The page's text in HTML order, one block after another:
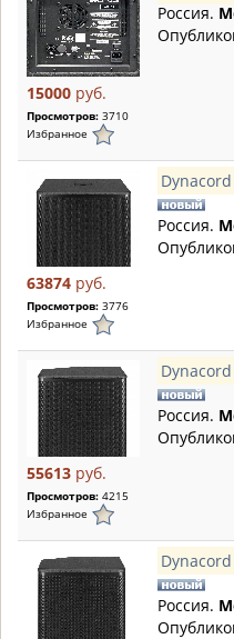
15000 руб.
Просмотров: 3710
Избранное
Россия.
63874 руб.
Просмотров: 3776
Избранное
Россия.
55613 руб.
Просмотров: 4215
Избранное
Россия.
Россия.